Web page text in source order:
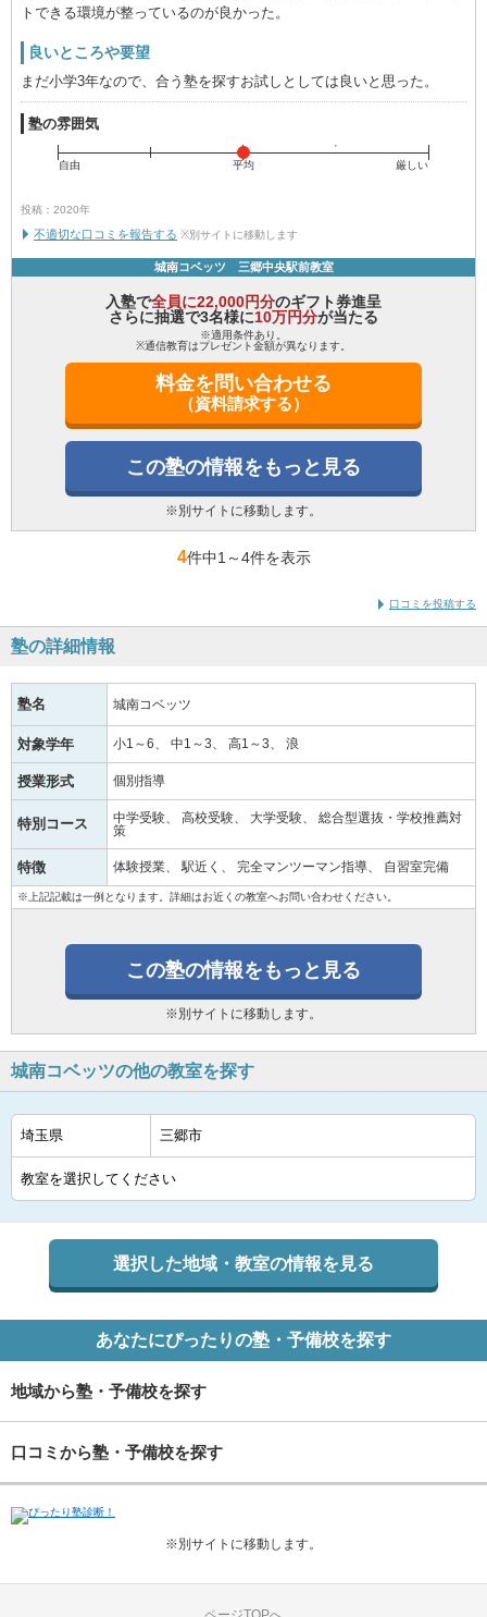
トできる環境が整っているのが良かった。
良いところや要望
まだ小学3年なので、合う塾を探すお試しとしては良いと思った。
塾の雰囲気
自由 平均 厳しい
投稿：2020年
不適切な口コミを報告する ※別サイトに移動します
城南コベッツ 三郷中央駅前教室
入塾で全員に22,000円分のギフト券進呈
さらに抽選で3名様に10万円分が当たる
※適用条件あり。
※通信教育はプレゼント金額が異なります。
料金を問い合わせる
（資料請求する）
この塾の情報をもっと見る
※別サイトに移動します。
4件中1 ～4件を表示
口コミを投稿する
塾の詳細情報
塾名 城南コベッツ
対象学年 小1～6 中1～3 高1～3 浪
授業形式 個別指導
特別コース 中学受験 高校受験 大学受験
総合型選抜・学校推薦対
策
特徴 体験授業 駅近く 完全マンツーマン指導 自習室完備
※上記記載は一例となります。詳細はお近くの教室へお問い合わせください。
この塾の情報をもっと見る
※別サイトに移動します。
城南コベッツの他の教室を探す
選択した地域・教室の情報を見る
あなたにぴったりの塾・予備校を探す
地域から塾・予備校を探す
口コミから塾・予備校を探す
※別サイトに移動します。